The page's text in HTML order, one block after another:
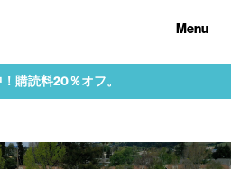
Menu
購読料20％オフ。